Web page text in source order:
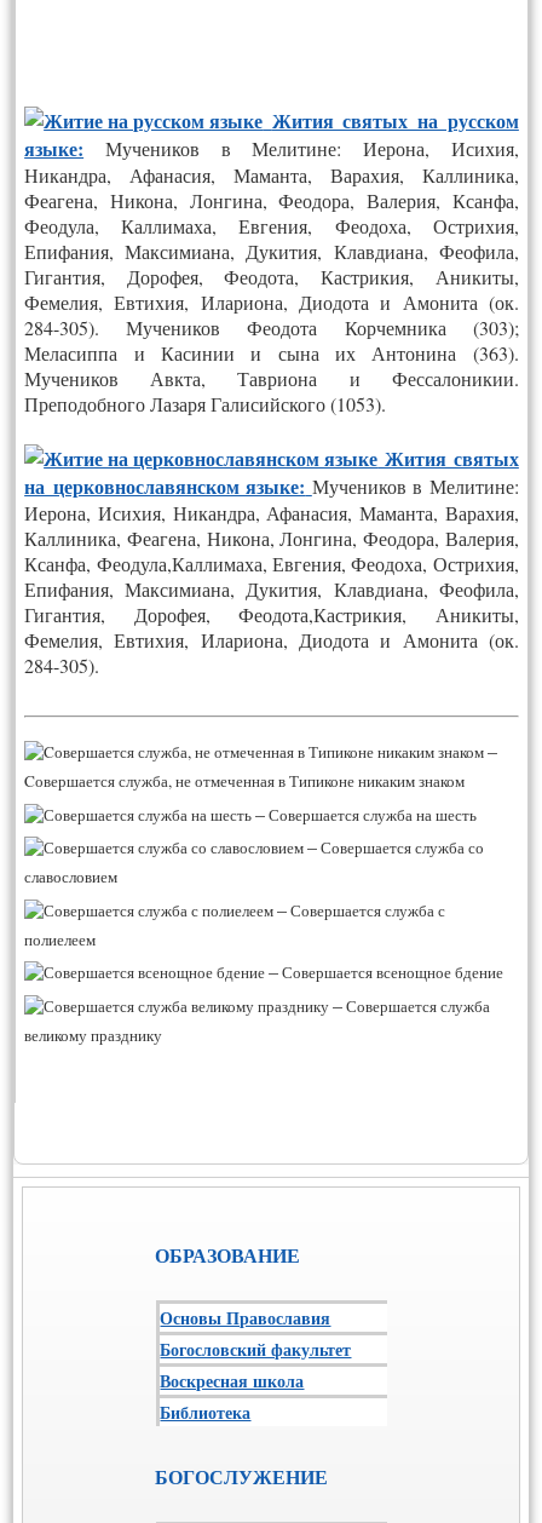
Жития святых на русском
языке: Мучеников в Мелитине: Иерона, Исихия,
Никандра, Афанасия, Маманта, Варахия, Каллиника,
Феагена, Никона, Лонгина, Феодора, Валерия, Ксанфа,
Феодула, Каллимаха, Евгения, Феодоха, Острихия,
Епифания, Максимиана, Дукития, Клавдиана, Феофила,
Гигантия, Дорофея, Феодота, Кастрикия, Аникиты,
Фемелия, Евтихия, Илариона, Диодота и Амонита (ок.
284-305). Мучеников Феодота Корчемника (303);
Меласиппа и Касинии и сына их Антонина (363).
Мучеников Авкта, Тавриона и Фессалоникии.
Преподобного Лазаря Галисийского (1053).
Жития святых
на церковнославянском языке: Мучеников в Мелитине:
Иерона, Исихия, Никандра, Афанасия, Маманта, Варахия,
Каллиника, Феагена, Никона, Лонгина, Феодора, Валерия,
Ксанфа, Феодула,Каллимаха, Евгения, Феодоха, Острихия,
Епифания, Максимиана, Дукития, Клавдиана, Феофила,
Гигантия, Дорофея, Феодота,Кастрикия, Аникиты,
Фемелия, Евтихия, Илариона, Диодота и Амонита (ок.
284-305).
–
Cовершается служба, не отмеченная в Типиконе никаким знаком
–Совершается служба на шесть
–Совершается служба со
славословием
–Совершается служба с
полиелеем
–Совершается всенощное бдение
–Совершается служба
великому празднику
ОБРАЗОВАНИЕ
Основы Православия
Богословский факультет
Воскресная школа
Библиотека
БОГОСЛУЖЕНИЕ